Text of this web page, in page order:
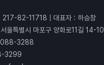
217-82-11718 | 대표자 : 하승창
울특별시 마포구 양화로11길 14-10
3288
3299